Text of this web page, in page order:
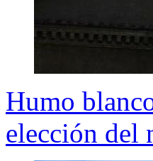
Humo
elección del